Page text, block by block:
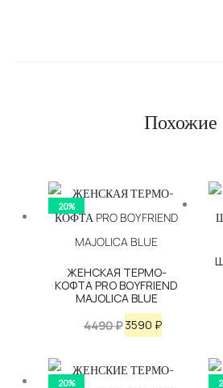
Похожие
20%
ЖЕНСКАЯ ТЕРМО-
КОФТА PRO BOYFRIEND
MAJOLICA BLUE
4490₽ Первоначальная
составляла
3590 ₽Текущая
3590 ₽.
20%